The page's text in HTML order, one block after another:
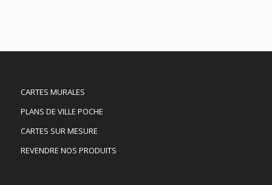
CARTES MURALES
PLANS DE VILLE POCHE
CARTES SUR MESURE
REVENDRE NOS PRODUITS